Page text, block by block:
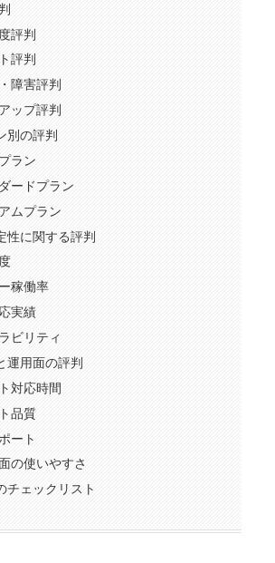
評判
評判
障害評判
ップ評判
別の評判
ラン
ードプラン
ムプラン
性に関する評判
稼働率
実績
ビリティ
運用面の評判
対応時間
品質
ート
の使いやすさ
チェックリスト